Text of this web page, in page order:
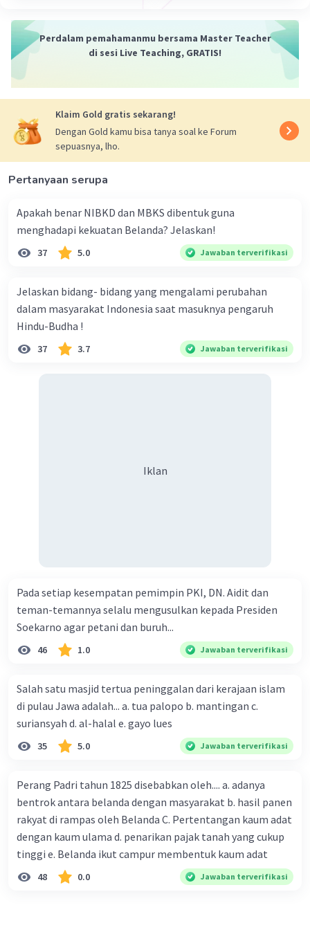
Perdalam pemahamanmu bersama Master Teacher
di sesi Live Teaching, GRATIS!
Klaim Gold gratis sekarang!
Dengan Gold kamu bisa tanya soal ke Forum
sepuasnya, lho.
Pertanyaan serupa
Apakah benar NIBKD dan MBKS dibentuk guna
menghadapi kekuatan Belanda? Jelaskan!
37 5.0 Jawaban terverifikasi
Jelaskan bidang- bidang yang mengalami perubahan
dalam masyarakat Indonesia saat masuknya pengaruh
Hindu-Budha !
37 3.7 Jawaban terverifikasi
Iklan
Pada setiap kesempatan pemimpin PKI, DN. Aidit dan
teman-temannya selalu mengusulkan kepada Presiden
Soekarno agar petani dan buruh...
46 1.0 Jawaban terverifikasi
Salah satu masjid tertua peninggalan dari kerajaan islam
di pulau Jawa adalah... a. tua palopo b. mantingan c.
suriansyah d. al-halal e. gayo lues
35 5.0 Jawaban terverifikasi
Perang Padri tahun 1825 disebabkan oleh.... a. adanya
bentrok antara belanda dengan masyarakat b. hasil panen
rakyat di rampas oleh Belanda C. Pertentangan kaum adat
dengan kaum ulama d. penarikan pajak tanah yang cukup
tinggi e. Belanda ikut campur membentuk kaum adat
48 0.0 Jawaban terverifikasi